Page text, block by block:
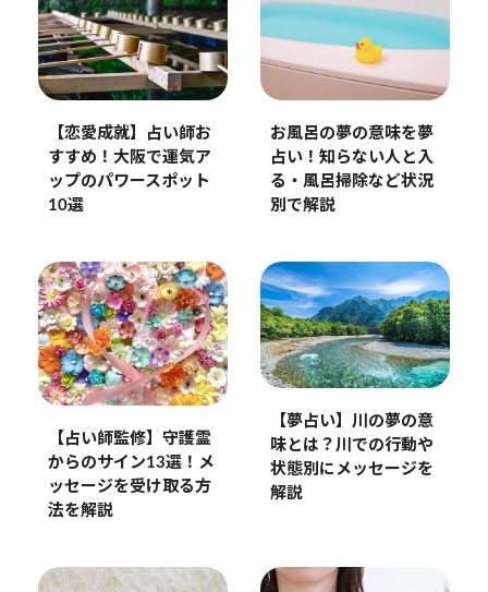
【恋愛成就】占い師お
すすめ！大阪で運気ア
ップのパワースポット
10選
お風呂の夢の意味を夢
占い！知らない人と入
る・風呂掃除など状況
別で解説
【占い師監修】守護霊
からのサイン13選！メ
ッセージを受け取る方
法を解説
【夢占い】川の夢の意
味とは？川での行動や
状態別にメッセージを
解説